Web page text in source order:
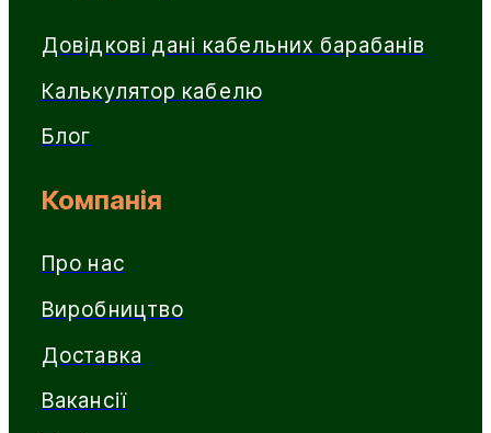
Довідкові дані кабельних барабанів
Калькулятор кабелю
Блог
Компанія
Про нас
Виробництво
Доставка
Вакансії